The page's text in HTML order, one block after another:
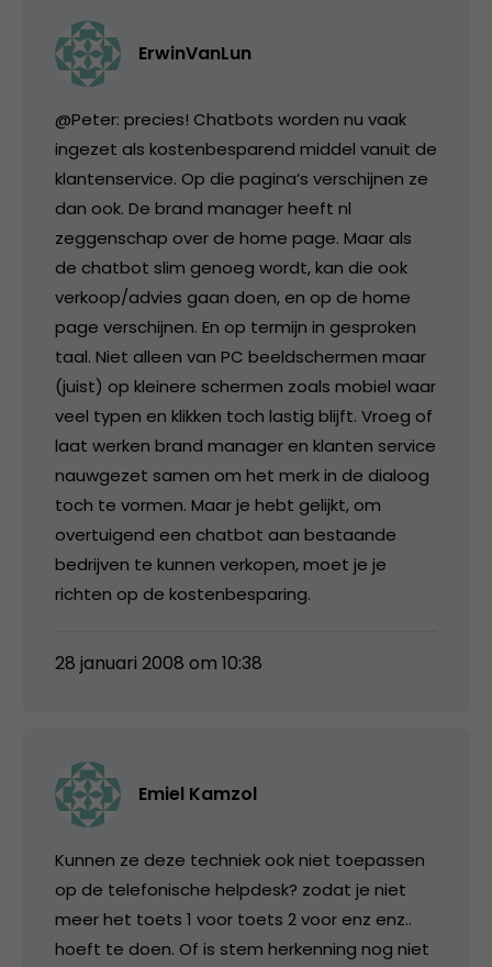
ErwinVanLun
@Peter: precies! Chatbots worden nu vaak
ingezet als kostenbesparend middel vanuit de
klantenservice. Op die pagina’s verschijnen ze
dan ook. De brand manager heeft nl
zeggenschap over de home page. Maar als
de chatbot slim genoeg wordt, kan die ook
verkoop/advies gaan doen, en op de home
page verschijnen. En op termijn in gesproken
taal. Niet alleen van PC beeldschermen maar
(juist) op kleinere schermen zoals mobiel waar
veel typen en klikken toch lastig blijft. Vroeg of
laat werken brand manager en klanten service
nauwgezet samen om het merk in de dialoog
toch te vormen. Maar je hebt gelijkt, om
overtuigend een chatbot aan bestaande
bedrijven te kunnen verkopen, moet je je
richten op de kostenbesparing.
28 januari 2008 om 10:38
Emiel Kamzol
Kunnen ze deze techniek ook niet toepassen
op de telefonische helpdesk? zodat je niet
meer het toets 1 voor toets 2 voor enz enz..
hoeft te doen. Of is stem herkenning nog niet